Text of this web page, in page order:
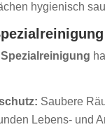
hygienisch
Spezialreinigung
Saubere
Lebens- und